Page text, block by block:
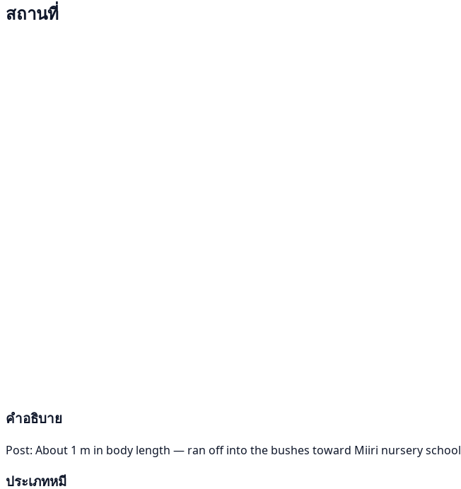
สถานที่
คำอธิบาย
Post: About 1 m in body length — ran off into the bushes toward Miiri nursery school
ประเภทหมี